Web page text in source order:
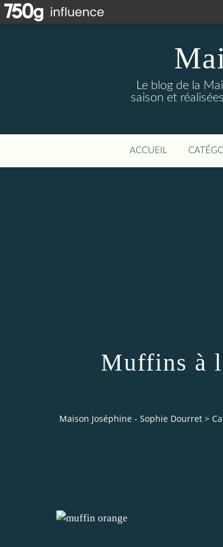
Le blog de la
saison et
ACCUEIL
Muffins à
Maison Joséphine - Sophie Dourret >